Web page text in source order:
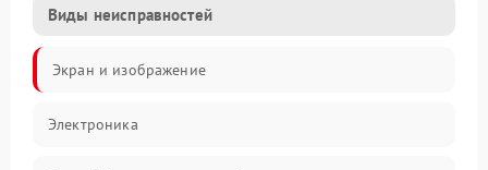
Виды неисправностей
Экран и изображение
Электроника